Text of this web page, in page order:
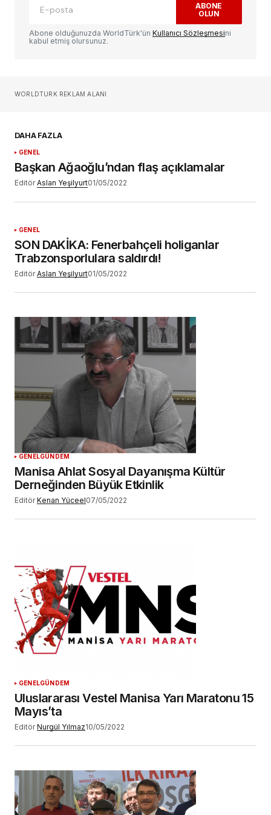
Yorum
Sizin adınız*
Daha sonraki yorumlarımda kullanılması için
adım, e-posta adresim ve site adresim bu
tarayıcıya kaydedilsin.
ABONE
OLUN
Abone olduğunuzda WorldTürk'ün Kullanıcı Sözleşmesini
kabul etmiş olursunuz.
WORLDTURK REKLAM ALANI
DAHA FAZLA
GENEL
Başkan Ağaoğlu’ndan flaş açıklamalar
Editör Aslan Yeşilyurt01/05/2022
GENEL
SON DAKİKA: Fenerbahçeli holiganlar
Trabzonsporlulara saldırdı!
Editör Aslan Yeşilyurt01/05/2022
GENELGÜNDEM
Manisa Ahlat Sosyal Dayanışma Kültür
Derneğinden Büyük Etkinlik
Editör Kenan Yüceel07/05/2022
GENELGÜNDEM
Uluslararası Vestel Manisa Yarı Maratonu 15
Mayıs’ta
Editör Nurgül Yılmaz10/05/2022